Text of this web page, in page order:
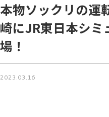
本物ソックリの運
崎にJR東日本シミ
場！
2023.03.16